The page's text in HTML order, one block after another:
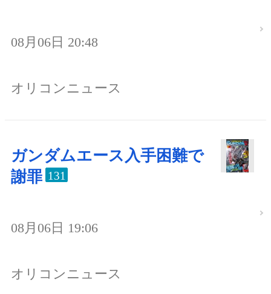
08月06日 20:48
オリコンニュース
ガンダムエース入手困難で
謝罪 131
08月06日 19:06
オリコンニュース